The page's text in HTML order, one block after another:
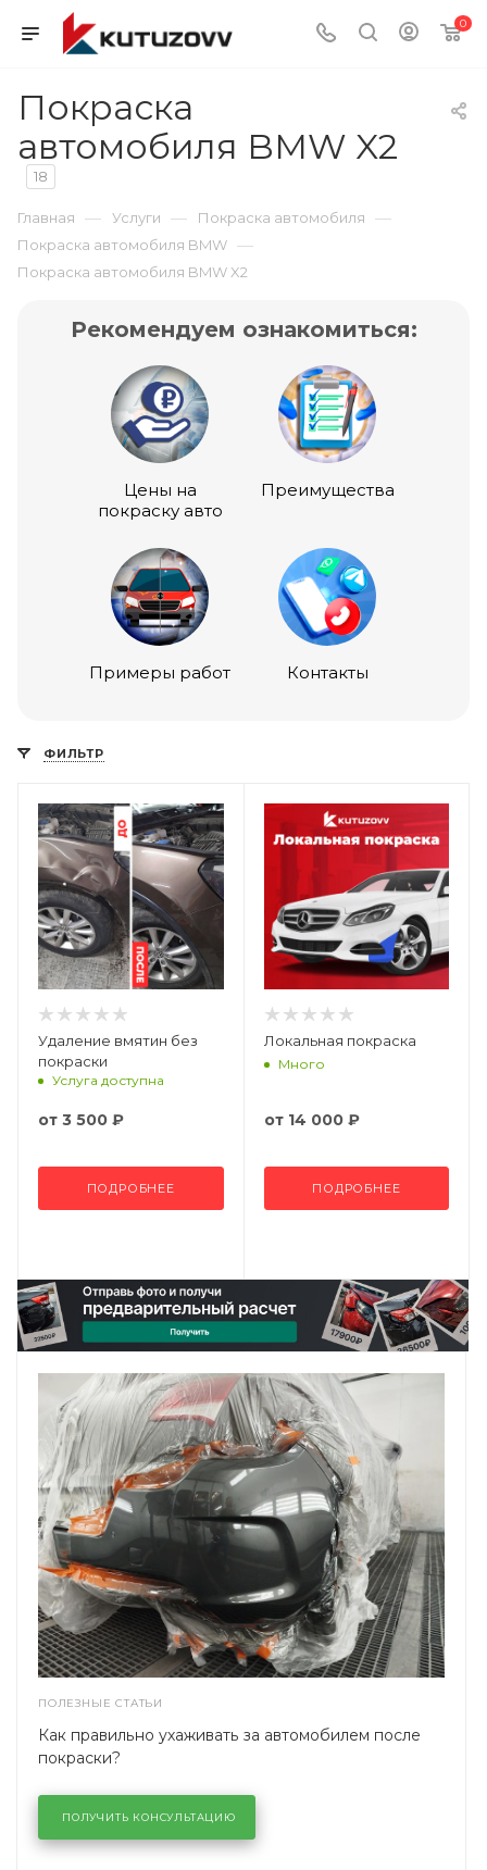
0
Покраска
автомобиля BMW X2
18
Главная — Услуги — Покраска автомобиля —
Покраска автомобиля BMW —
Покраска автомобиля BMW X2
Рекомендуем ознакомиться:
Цены на
покраску авто
Преимущества
Примеры работ Контакты
ФИЛЬТР
Удаление вмятин без
покраски
Услуга доступна
от 3 500 ₽
ПОДРОБНЕЕ
Локальная покраска
Много
от 14 000 ₽
ПОДРОБНЕЕ
ПОЛЕЗНЫЕ СТАТЬИ
Как правильно ухаживать за автомобилем после
покраски?
ПОЛУЧИТЬ КОНСУЛЬТАЦИЮ